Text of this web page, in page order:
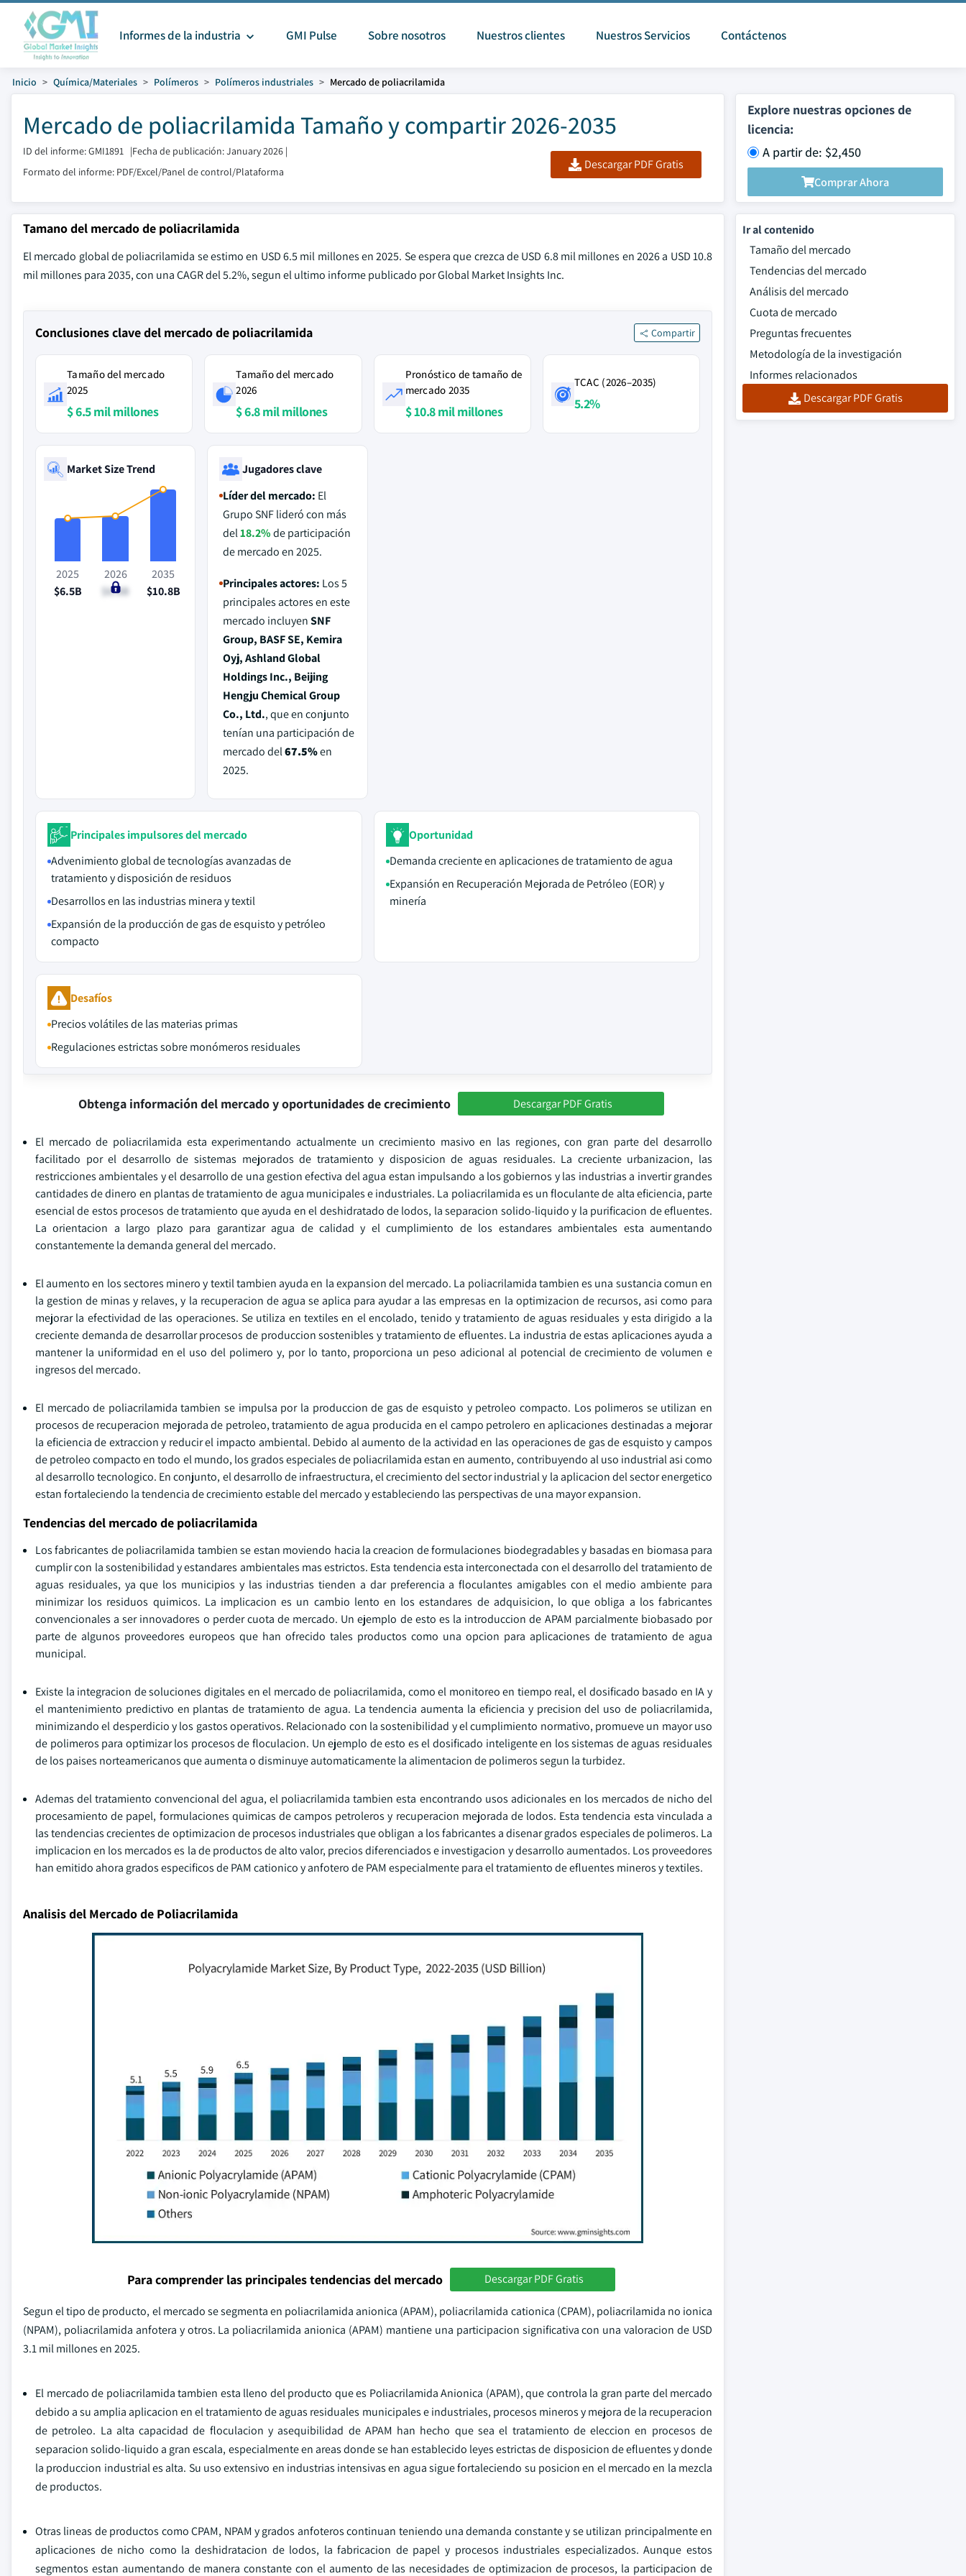
Informes de la industria GMI Pulse Sobre nosotros Nuestros clientes Nuestros Servicios Contáctenos
Inicio Química/Materiales Polímeros Polímeros industriales Mercado de poliacrilamida
Mercado de poliacrilamida Tamaño y compartir 2026-2035
ID del informe: GMI1891 |Fecha de publicación: January 2026 |
Formato del informe: PDF/Excel/Panel de control/Plataforma
Descargar PDF Gratis
Explore nuestras opciones de
licencia:
A partir de: $2,450
Comprar Ahora
Tamano del mercado de poliacrilamida
El mercado global de poliacrilamida se estimo en USD 6.5 mil millones en 2025. Se espera que crezca de USD 6.8 mil millones en 2026 a USD 10.8
mil millones para 2035, con una CAGR del 5.2%, segun el ultimo informe publicado por Global Market Insights Inc.
Conclusiones clave del mercado de poliacrilamida Compartir
Tamaño del mercado
2025
$ 6.5 mil millones
Tamaño del mercado
2026
$ 6.8 mil millones
Pronóstico de tamaño de
mercado 2035
$ 10.8 mil millones
TCAC (2026–2035)
5.2%
Market Size Trend
2025
$6.5B
2026
$6.8B
2035
$10.8B
Jugadores clave
Líder del mercado: El
Grupo SNF lideró con más
del18.2%de participación
de mercado en 2025.
Principales actores: Los 5
principales actores en este
mercado incluyenSNF
Group, BASF SE, Kemira
Oyj, Ashland Global
Holdings Inc., Beijing
Hengju Chemical Group
Co., Ltd., que en conjunto
tenían una participación de
mercado del67.5%en
2025.
Principales impulsores del mercado
Advenimiento global de tecnologías avanzadas de
tratamiento y disposición de residuos
Desarrollos en las industrias minera y textil
Expansión de la producción de gas de esquisto y petróleo
compacto
Oportunidad
Demanda creciente en aplicaciones de tratamiento de agua
Expansión en Recuperación Mejorada de Petróleo (EOR) y
minería
Desafíos
Precios volátiles de las materias primas
Regulaciones estrictas sobre monómeros residuales
Obtenga información del mercado y oportunidades de crecimiento Descargar PDF Gratis
El mercado de poliacrilamida esta experimentando actualmente un crecimiento masivo en las regiones, con gran parte del desarrollo
facilitado por el desarrollo de sistemas mejorados de tratamiento y disposicion de aguas residuales. La creciente urbanizacion, las
restricciones ambientales y el desarrollo de una gestion efectiva del agua estan impulsando a los gobiernos y las industrias a invertir grandes
cantidades de dinero en plantas de tratamiento de agua municipales e industriales. La poliacrilamida es un floculante de alta eficiencia, parte
esencial de estos procesos de tratamiento que ayuda en el deshidratado de lodos, la separacion solido-liquido y la purificacion de efluentes.
La orientacion a largo plazo para garantizar agua de calidad y el cumplimiento de los estandares ambientales esta aumentando
constantemente la demanda general del mercado.
El aumento en los sectores minero y textil tambien ayuda en la expansion del mercado. La poliacrilamida tambien es una sustancia comun en
la gestion de minas y relaves, y la recuperacion de agua se aplica para ayudar a las empresas en la optimizacion de recursos, asi como para
mejorar la efectividad de las operaciones. Se utiliza en textiles en el encolado, tenido y tratamiento de aguas residuales y esta dirigido a la
creciente demanda de desarrollar procesos de produccion sostenibles y tratamiento de efluentes. La industria de estas aplicaciones ayuda a
mantener la uniformidad en el uso del polimero y, por lo tanto, proporciona un peso adicional al potencial de crecimiento de volumen e
ingresos del mercado.
El mercado de poliacrilamida tambien se impulsa por la produccion de gas de esquisto y petroleo compacto. Los polimeros se utilizan en
procesos de recuperacion mejorada de petroleo, tratamiento de agua producida en el campo petrolero en aplicaciones destinadas a mejorar
la eficiencia de extraccion y reducir el impacto ambiental. Debido al aumento de la actividad en las operaciones de gas de esquisto y campos
de petroleo compacto en todo el mundo, los grados especiales de poliacrilamida estan en aumento, contribuyendo al uso industrial asi como
al desarrollo tecnologico. En conjunto, el desarrollo de infraestructura, el crecimiento del sector industrial y la aplicacion del sector energetico
estan fortaleciendo la tendencia de crecimiento estable del mercado y estableciendo las perspectivas de una mayor expansion.
Tendencias del mercado de poliacrilamida
Los fabricantes de poliacrilamida tambien se estan moviendo hacia la creacion de formulaciones biodegradables y basadas en biomasa para
cumplir con la sostenibilidad y estandares ambientales mas estrictos. Esta tendencia esta interconectada con el desarrollo del tratamiento de
aguas residuales, ya que los municipios y las industrias tienden a dar preferencia a floculantes amigables con el medio ambiente para
minimizar los residuos quimicos. La implicacion es un cambio lento en los estandares de adquisicion, lo que obliga a los fabricantes
convencionales a ser innovadores o perder cuota de mercado. Un ejemplo de esto es la introduccion de APAM parcialmente biobasado por
parte de algunos proveedores europeos que han ofrecido tales productos como una opcion para aplicaciones de tratamiento de agua
municipal.
Existe la integracion de soluciones digitales en el mercado de poliacrilamida, como el monitoreo en tiempo real, el dosificado basado en IA y
el mantenimiento predictivo en plantas de tratamiento de agua. La tendencia aumenta la eficiencia y precision del uso de poliacrilamida,
minimizando el desperdicio y los gastos operativos. Relacionado con la sostenibilidad y el cumplimiento normativo, promueve un mayor uso
de polimeros para optimizar los procesos de floculacion. Un ejemplo de esto es el dosificado inteligente en los sistemas de aguas residuales
de los paises norteamericanos que aumenta o disminuye automaticamente la alimentacion de polimeros segun la turbidez.
Ademas del tratamiento convencional del agua, el poliacrilamida tambien esta encontrando usos adicionales en los mercados de nicho del
procesamiento de papel, formulaciones quimicas de campos petroleros y recuperacion mejorada de lodos. Esta tendencia esta vinculada a
las tendencias crecientes de optimizacion de procesos industriales que obligan a los fabricantes a disenar grados especiales de polimeros. La
implicacion en los mercados es la de productos de alto valor, precios diferenciados e investigacion y desarrollo aumentados. Los proveedores
han emitido ahora grados especificos de PAM cationico y anfotero de PAM especialmente para el tratamiento de efluentes mineros y textiles.
Analisis del Mercado de Poliacrilamida
Para comprender las principales tendencias del mercado Descargar PDF Gratis
Segun el tipo de producto, el mercado se segmenta en poliacrilamida anionica (APAM), poliacrilamida cationica (CPAM), poliacrilamida no ionica
(NPAM), poliacrilamida anfotera y otros. La poliacrilamida anionica (APAM) mantiene una participacion significativa con una valoracion de USD
3.1 mil millones en 2025.
El mercado de poliacrilamida tambien esta lleno del producto que es Poliacrilamida Anionica (APAM), que controla la gran parte del mercado
debido a su amplia aplicacion en el tratamiento de aguas residuales municipales e industriales, procesos mineros y mejora de la recuperacion
de petroleo. La alta capacidad de floculacion y asequibilidad de APAM han hecho que sea el tratamiento de eleccion en procesos de
separacion solido-liquido a gran escala, especialmente en areas donde se han establecido leyes estrictas de disposicion de efluentes y donde
la produccion industrial es alta. Su uso extensivo en industrias intensivas en agua sigue fortaleciendo su posicion en el mercado en la mezcla
de productos.
Otras lineas de productos como CPAM, NPAM y grados anfoteros continuan teniendo una demanda constante y se utilizan principalmente en
aplicaciones de nicho como la deshidratacion de lodos, la fabricacion de papel y procesos industriales especializados. Aunque estos
segmentos estan aumentando de manera constante con el aumento de las necesidades de optimizacion de procesos, la participacion de
Ir al contenido
Tamaño del mercado
Tendencias del mercado
Análisis del mercado
Cuota de mercado
Preguntas frecuentes
Metodología de la investigación
Informes relacionados
Descargar PDF Gratis